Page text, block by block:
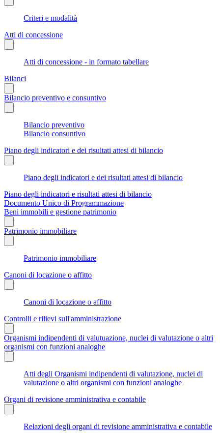
Criteri e modalità
Atti di concessione
Atti di concessione - in formato tabellare
Bilanci
Bilancio preventivo e consuntivo
Bilancio preventivo
Bilancio consuntivo
Piano degli indicatori e dei risultati attesi di bilancio
Piano degli indicatori e dei risultati attesi di bilancio
Piano degli indicatori e risultati attesi di bilancio
Documento Unico di Programmazione
Beni immobili e gestione patrimonio
Patrimonio immobiliare
Patrimonio immobiliare
Canoni di locazione o affitto
Canoni di locazione o affitto
Controlli e rilievi sull'amministrazione
Organismi indipendenti di valutuazione, nuclei di valutazione o altri
organismi con funzioni analoghe
Atti degli Organismi indipendenti di valutazione, nuclei di
valutazione o altri organismi con funzioni analoghe
Organi di revisione amministrativa e contabile
Relazioni degli organi di revisione amministrativa e contabile